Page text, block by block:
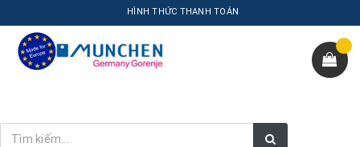
HÌNH THỨC THANH TOÁN